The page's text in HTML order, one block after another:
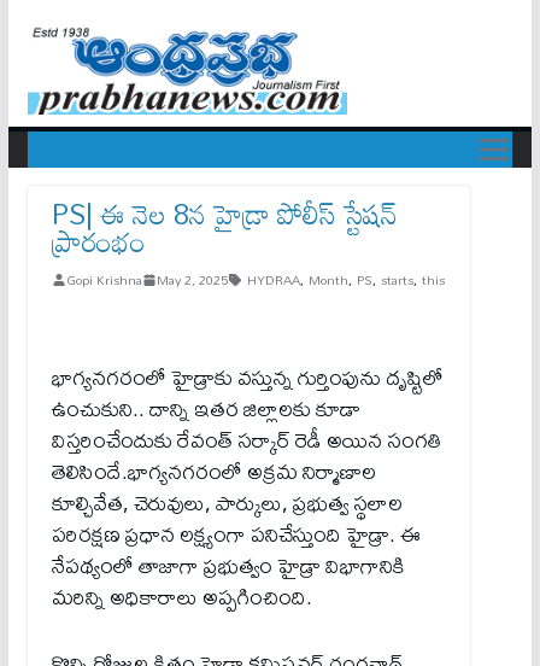
PS| ఈ నెల 8న హైడ్రా పోలీస్ స్టేషన్‌
ప్రారంభం
Gopi Krishna May 2, 2025 HYDRAA, Month, PS, starts, this
భాగ్యనగరంలో హైడ్రాకు వస్తున్న గుర్తింపును దృష్టిలో
ఉంచుకుని.. దాన్ని ఇతర జిల్లాలకు కూడా
విస్తరించేందుకు రేవంత్ సర్కార్ రెడీ అయిన సంగతి
తెలిసిందే.భాగ్యనగరంలో అక్రమ నిర్మాణాల
కూల్చివేత, చెరువులు, పార్కులు, ప్రభుత్వ స్థలాల
పరిరక్షణ ప్రధాన లక్ష్యంగా పనిచేస్తుంది హైడ్రా. ఈ
నేపథ్యంలో తాజాగా ప్రభుత్వం హైడ్రా విభాగానికి
మరిన్ని అధికారాలు అప్పగించింది.